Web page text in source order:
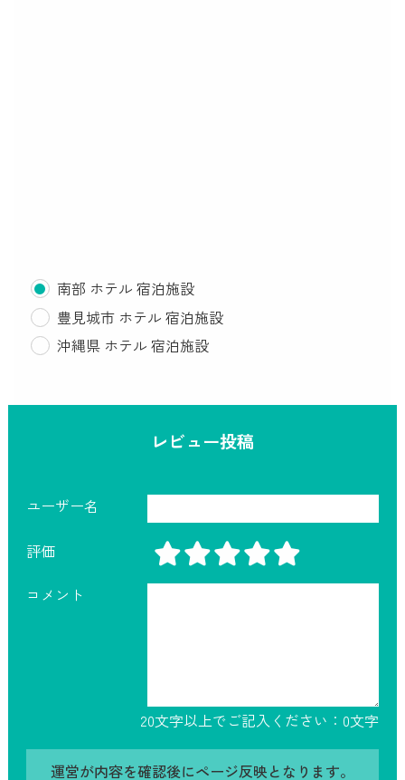
南部 ホテル 宿泊施設
豊見城市 ホテル 宿泊施設
沖縄県 ホテル 宿泊施設
レビュー投稿
ユーザー名
評価
コメント
20文字以上でご記入ください： 0文字
運営が内容を確認後にページ反映となります。